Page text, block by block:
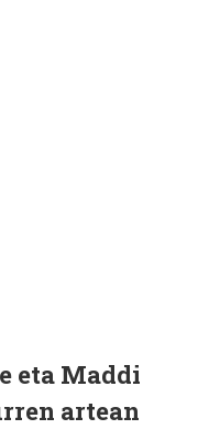
eta Maddi
artean